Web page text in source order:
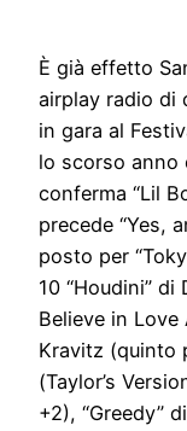
È già effetto
airplay radio di
in gara al
lo scorso anno
conferma “Lil
precede “Yes,
posto per
10 “Houdini”
Believe in Love
Kravitz (quinto
(Taylor’s
+2), “Greedy”